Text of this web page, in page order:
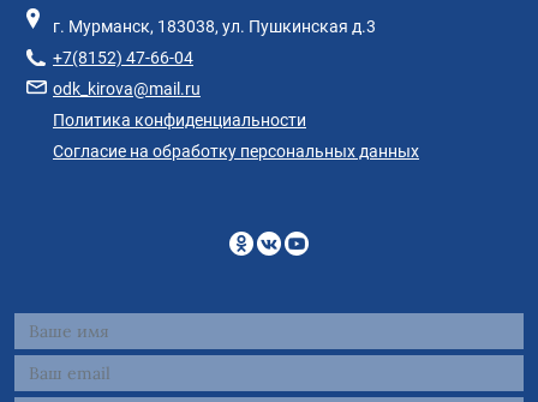
г. Мурманск, 183038, ул. Пушкинская д.3
+7(8152) 47-66-04
odk_kirova@mail.ru
Политика конфиденциальности
Согласие на обработку персональных данных